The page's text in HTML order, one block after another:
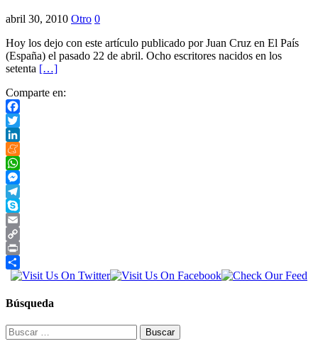
abril 30, 2010 Otro 0
Hoy los dejo con este artículo publicado por Juan Cruz en El País
(España) el pasado 22 de abril. Ocho escritores nacidos en los
setenta […]
Comparte en:
Facebook
Twitter
LinkedIn
Meneame
WhatsApp
Messenger
Telegram
Skype
Email
Copy
Link
Print
Compartir
Búsqueda
Buscar: